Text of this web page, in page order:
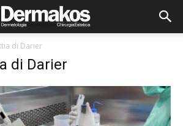
di Darier
di Darier